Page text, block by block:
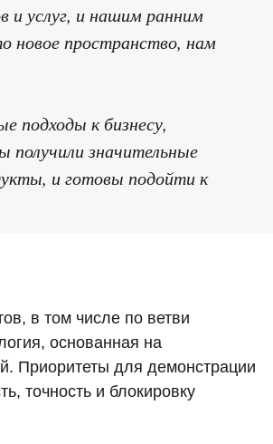
и услуг, и нашим ранним
новое пространство, нам
подходы к бизнесу,
получили значительные
и готовы подойти к
в том числе по ветви
основанная на
Приоритеты для демонстрации
точность и блокировку